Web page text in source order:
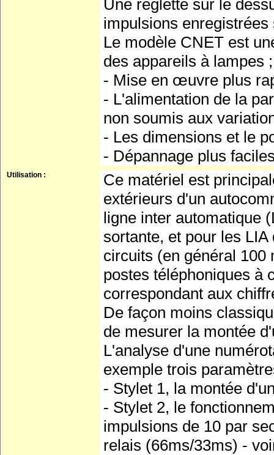
Une réglette sur le
impulsions enregistrées
Le modèle CNET est
des appareils à lampes
- Mise en œuvre plus
- L'alimentation de la
non soumis aux
- Les dimensions et le
- Dépannage plus
Utilisation :
Ce matériel est
extérieurs d'un
ligne inter automatique
sortante, et pour les
circuits (en général 100
postes téléphoniques à
correspondant aux
De façon moins
de mesurer la montée
L'analyse d'une
exemple trois
- Stylet 1, la montée
- Stylet 2, le
impulsions de 10 par
relais (66ms/33ms) -